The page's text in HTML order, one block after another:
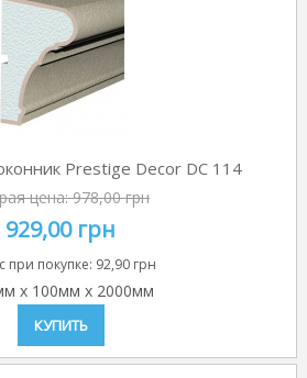
Prestige Decor DC 114
цена:978,00 грн
929,00 грн
при покупке: 92,90 грн
x 100мм x 2000мм
КУПИТЬ